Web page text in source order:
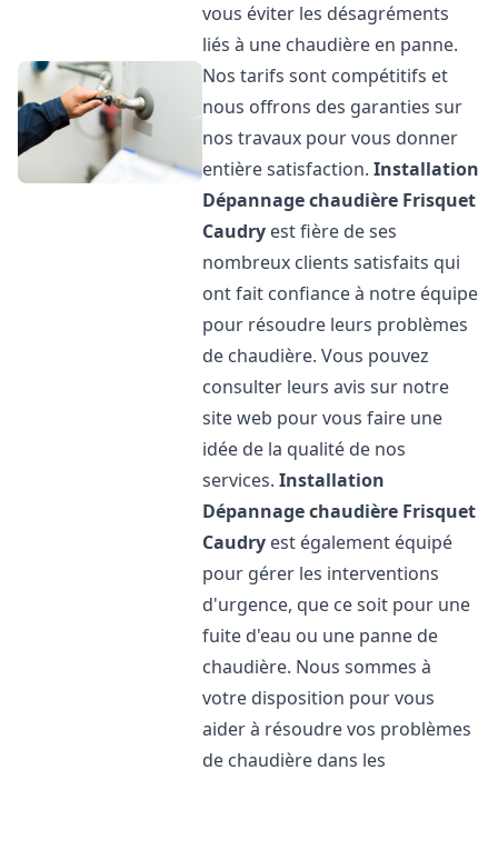
vous éviter les désagréments
liés à une chaudière en panne.
Nos tarifs sont compétitifs et
nous offrons des garanties sur
nos travaux pour vous donner
entière satisfaction.Installation
Dépannage chaudière Frisquet
Caudry est fière de ses
nombreux clients satisfaits qui
ont fait confiance à notre équipe
pour résoudre leurs problèmes
de chaudière. Vous pouvez
consulter leurs avis sur notre
site web pour vous faire une
idée de la qualité de nos
services.Installation
Dépannage chaudière Frisquet
Caudry est également équipé
pour gérer les interventions
d'urgence, que ce soit pour une
fuite d'eau ou une panne de
chaudière. Nous sommes à
votre disposition pour vous
aider à résoudre vos problèmes
de chaudière dans les